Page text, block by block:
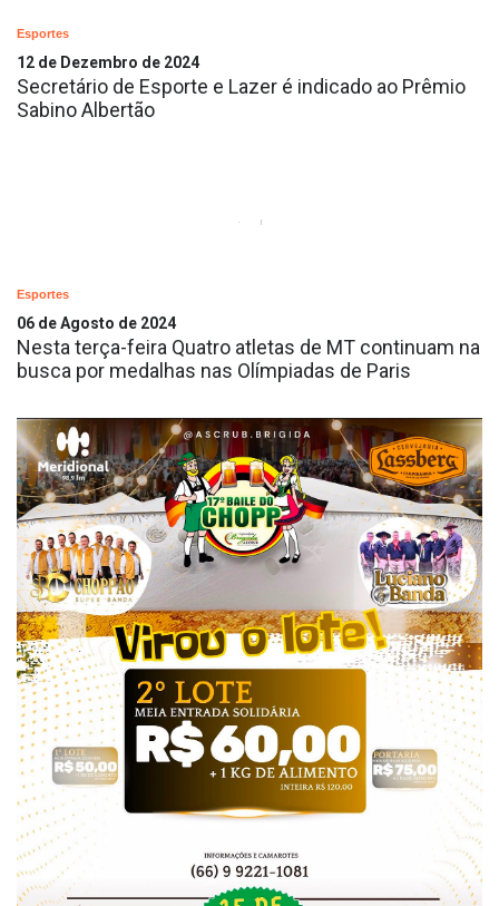
Esportes
12 de Dezembro de 2024
Secretário de Esporte e Lazer é indicado ao Prêmio
Sabino Albertão
Esportes
06 de Agosto de 2024
Nesta terça-feira Quatro atletas de MT continuam na
busca por medalhas nas Olímpiadas de Paris